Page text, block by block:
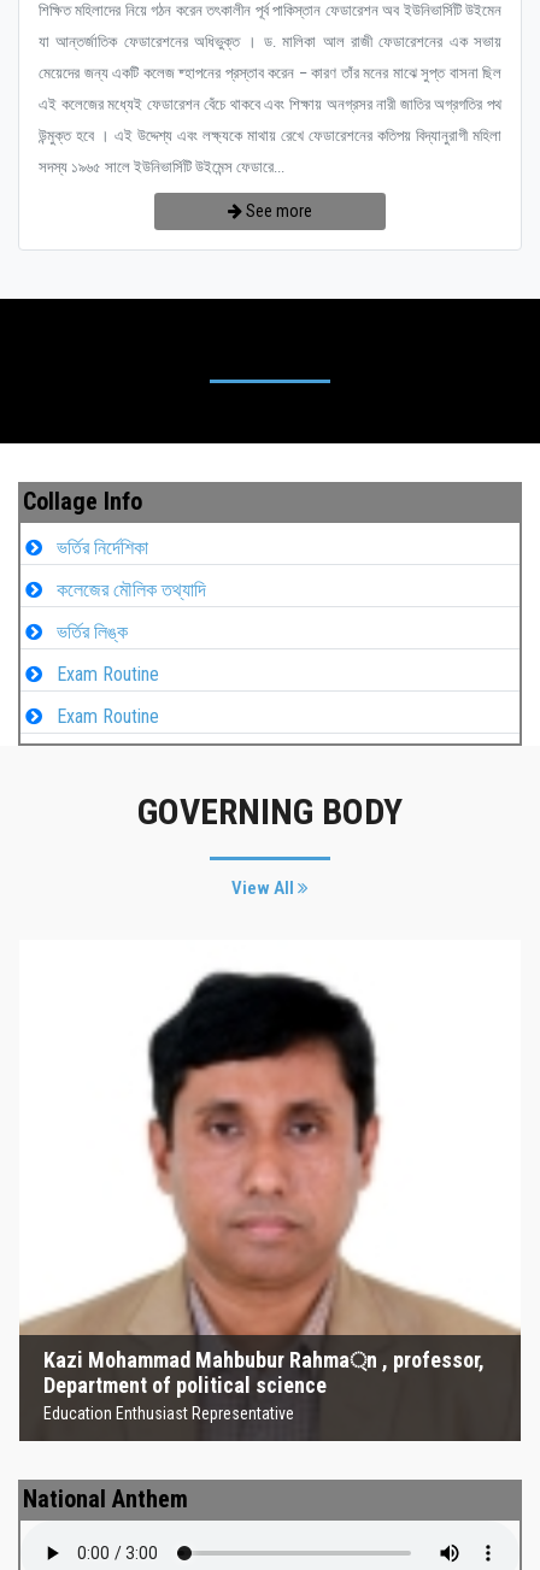
শিক্ষিত মহিলাদের নিয়ে গঠন করেন তৎকালীন পূর্ব পাকিস্তান ফেডারেশন অব ইউনিভার্সিটি উইমেন
যা আন্তর্জাতিক ফেডারেশনের অধিভুক্ত । ড. মালিকা আল রাজী ফেডারেশনের এক সভায়
মেয়েদের জন্য একটি কলেজ ষ্হাপনের প্রস্তাব করেন – কারণ তাঁর মনের মাঝে সুপ্ত বাসনা ছিল
এই কলেজের মধ্যেই ফেডারেশন বেঁচে থাকবে এবং শিক্ষায় অনগ্রসর নারী জাতির অগ্রগতির পথ
উন্মুক্ত হবে । এই উদ্দেশ্য এবং লক্ষ্যকে মাথায় রেখে ফেডারেশনের কতিপয় বিদ্যানুরাগী মহিলা
সদস্য ১৯৬৫ সালে ইউনিভার্সিটি উইমেন্স ফেডারে...
See more
Collage Info
ভর্তির নির্দেশিকা
কলেজের মৌলিক তথ্যাদি
ভর্তির লিঙ্ক
Exam Routine
Exam Routine
GOVERNING BODY
View All
Kazi Mohammad Mahbubur Rahma্‌n , professor,
Department of political science
Education Enthusiast Representative
Kazi Mohammad Mahbubur
Rahma্‌n , professor, Department
of political science
Education Enthusiast Representative
National Anthem